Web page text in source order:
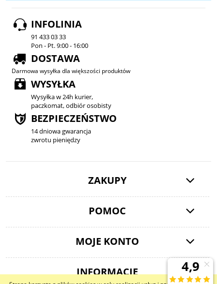
INFOLINIA
91 433 03 33
Pon - Pt. 9:00 - 16:00
DOSTAWA
Darmowa wysyłka dla większości produktów
WYSYŁKA
Wysyłka w 24h kurier,
paczkomat, odbiór osobisty
BEZPIECZEŃSTWO
14 dniowa gwarancja
zwrotu pieniędzy
ZAKUPY
POMOC
MOJE KONTO
INFORMACJE